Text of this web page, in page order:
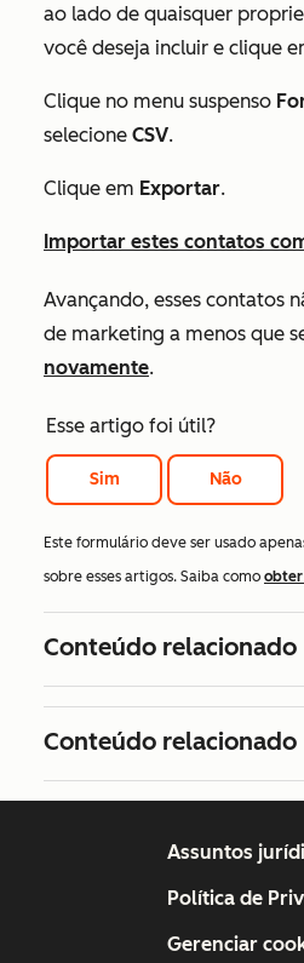
ao lado de quaisquer
você deseja incluir e clique
Clique no menu suspenso
selecione CSV.
Clique em Exportar.
Importar estes contatos
Avançando, esses contatos
de marketing a menos que
novamente.
Esse artigo foi útil?
Sim Não
Este formulário deve ser usado
sobre esses artigos. Saiba como obter
Conteúdo relacionado
Conteúdo relacionado
Assuntos
Política de
Gerenciar